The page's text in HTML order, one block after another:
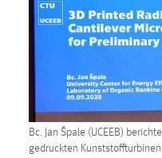
Bc. Jan Špale (UCEEB)
gedruckten Kunststoffturbinen
einloggen zu können.
24 Stunden
STATISTIK